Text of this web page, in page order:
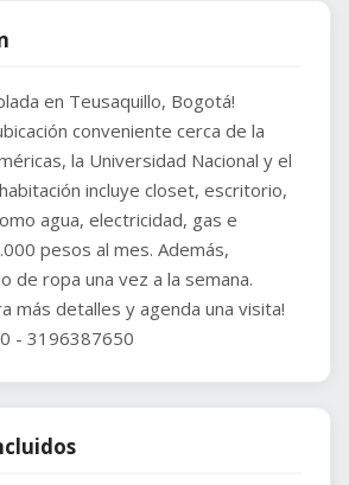
en Teusaquillo, Bogotá!
conveniente cerca de la
la Universidad Nacional y el
incluye closet, escritorio,
agua, electricidad, gas e
pesos al mes. Además,
de ropa una vez a la semana.
más detalles y agenda una visita!
- 3196387650